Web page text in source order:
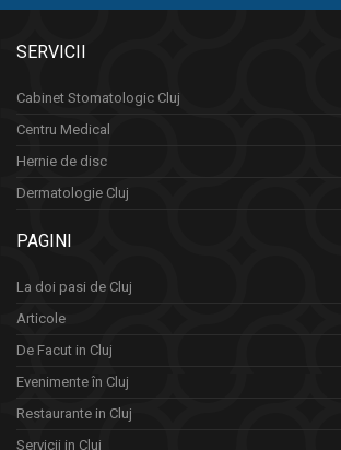
SERVICII
Cabinet Stomatologic Cluj
Centru Medical
Hernie de disc
Dermatologie Cluj
PAGINI
La doi pasi de Cluj
Articole
De Facut in Cluj
Evenimente în Cluj
Restaurante in Cluj
Servicii in Cluj